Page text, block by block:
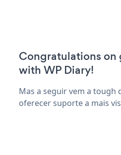
Congratulations on
with WP Diary!
Mas a seguir vem a tough
oferecer suporte a mais